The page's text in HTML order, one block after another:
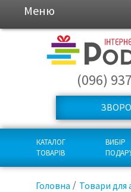
Меню
(096)
КАТАЛОГ
ТОВАРІВ
ВИБІР
Головна
Товари для